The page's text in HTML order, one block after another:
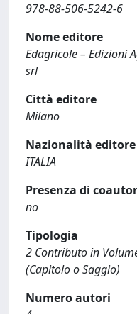
978-88-506-5242-6
Nome editore
Edagricole – Edizioni
srl
Città editore
Milano
Nazionalità editore
ITALIA
Presenza di
no
Tipologia
2 Contributo in
(Capitolo o Saggio)
Numero autori